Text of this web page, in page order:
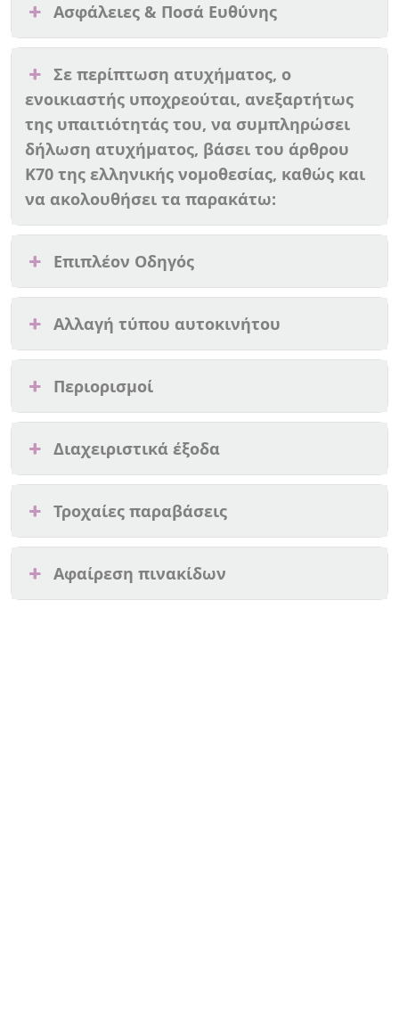
Ασφάλειες & Ποσά Ευθύνης
Σε περίπτωση ατυχήματος, ο
ενοικιαστής υποχρεούται, ανεξαρτήτως
της υπαιτιότητάς του, να συμπληρώσει
δήλωση ατυχήματος, βάσει του άρθρου
Κ70 της ελληνικής νομοθεσίας, καθώς και
να ακολουθήσει τα παρακάτω:
Επιπλέον Οδηγός
Αλλαγή τύπου αυτοκινήτου
Περιορισμοί
Διαχειριστικά έξοδα
Τροχαίες παραβάσεις
Αφαίρεση πινακίδων